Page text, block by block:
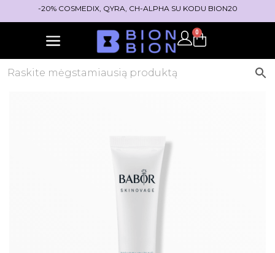
-20% COSMEDIX, QYRA, CH-ALPHA SU KODU BION20
0